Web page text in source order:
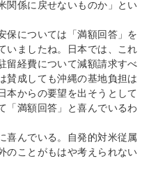
関係に戻せないものか」とい
保については「満額回答」を
いましたね。日本では、これ
留経費について減額請求すべ
賛成しても沖縄の基地負担は
本からの要望を出そうとして
「満額回答」と喜んでいるわ
喜んでいる。自発的対米従属
のことがもはや考えられない